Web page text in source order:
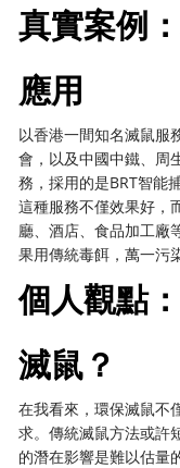
真實案例
應用
以香港一間知名滅鼠服
會，以及中國中鐵、周
務，採用的是BRT智能
這種服務不僅效果好，
廳、酒店、食品加工廠
果用傳統毒餌，萬一污
個人觀點
滅鼠？
在我看來，環保滅鼠不
求。傳統滅鼠方法或許
的潛在影響是難以估量的